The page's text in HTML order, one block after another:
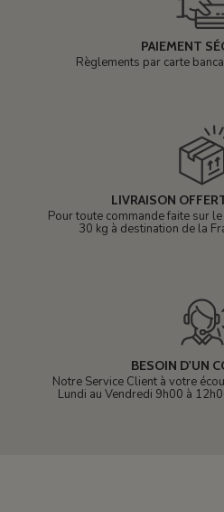
PAIEMENT
Règlements par carte
LIVRAISON
Pour toute commande faite sur
30 kg à destination de la
BESOIN D'UN
Notre Service Client à votre
Lundi au Vendredi 9h00 à